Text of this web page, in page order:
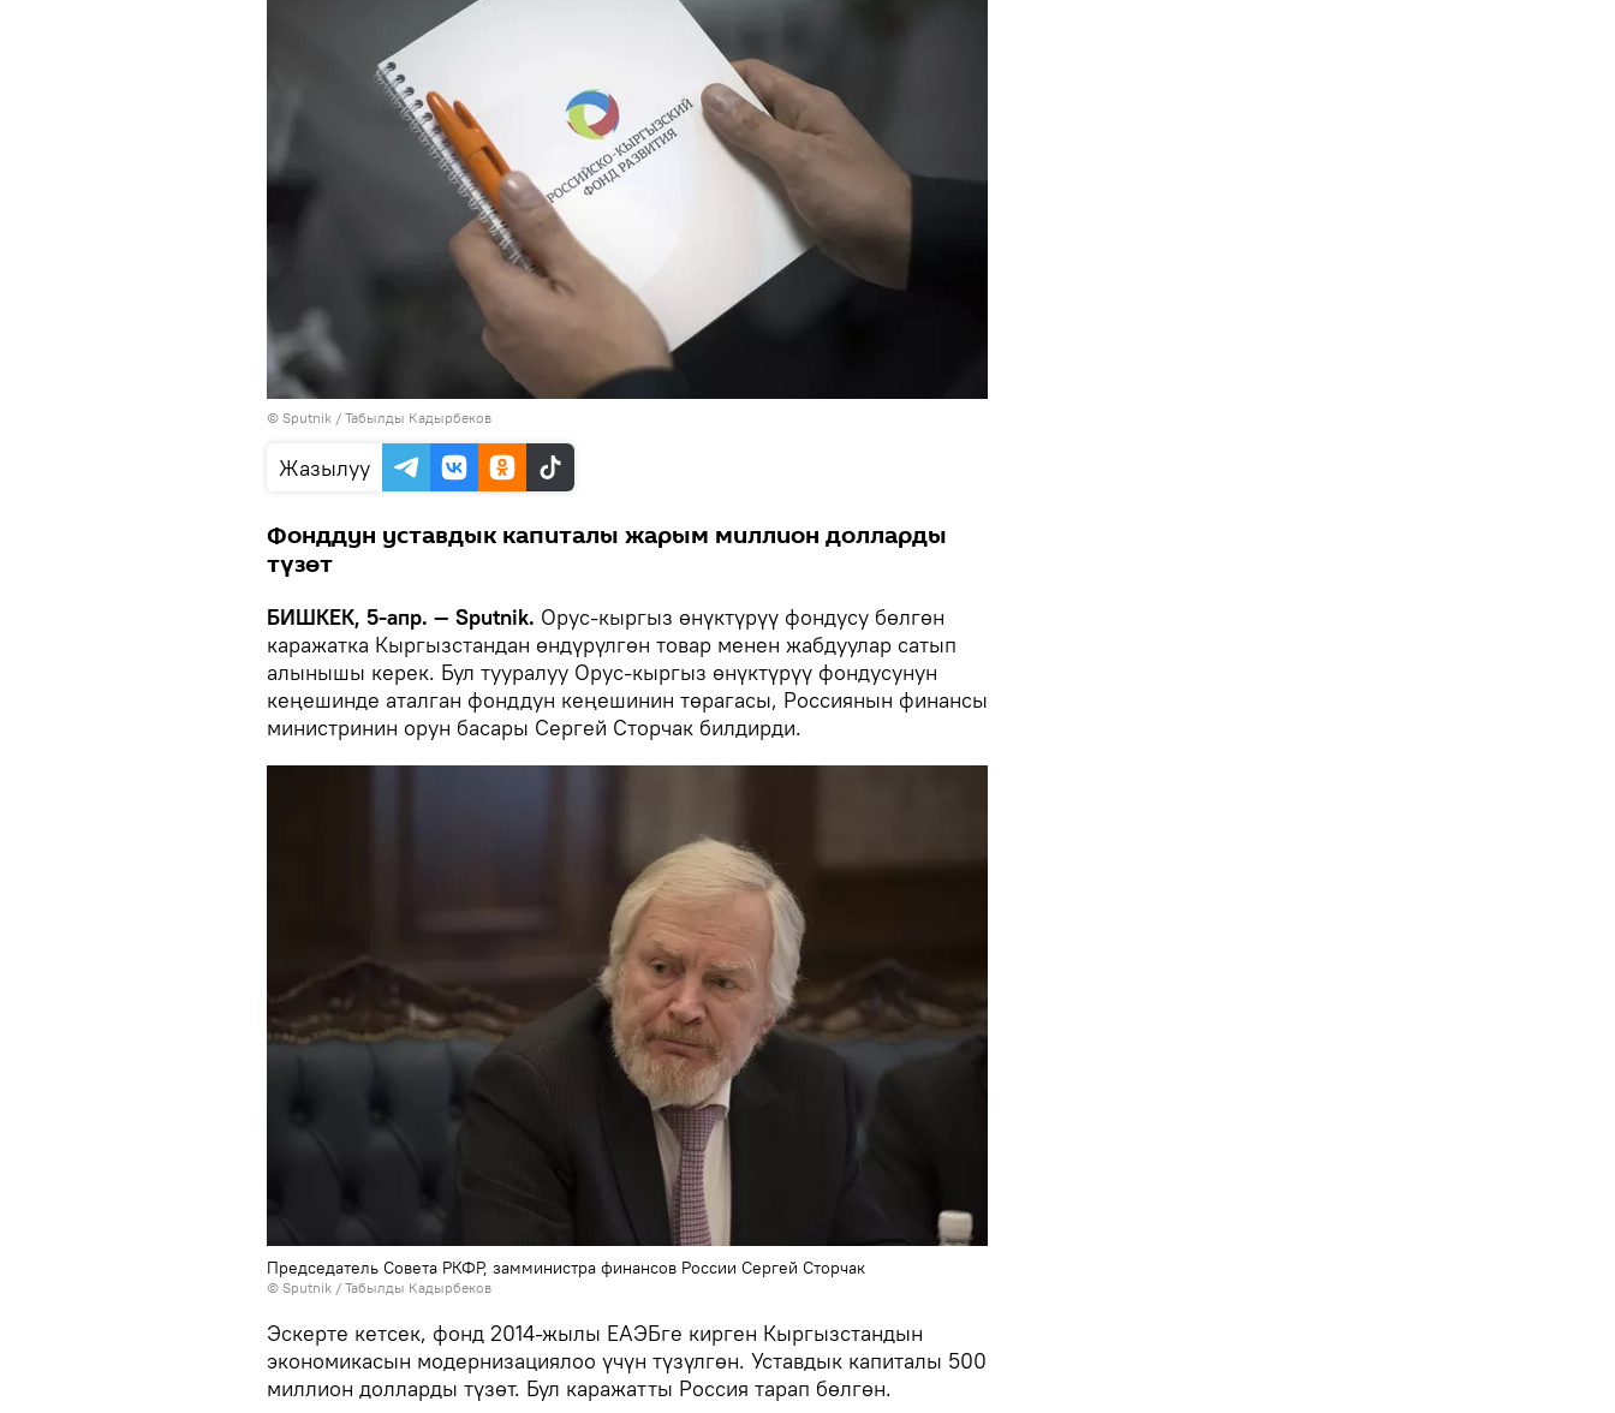
© Sputnik / Табылды Кадырбеков
Жазылуу
Фонддун уставдык капиталы жарым миллион долларды
түзөт
БИШКЕК, 5-апр. — Sputnik. Орус-кыргыз өнүктүрүү фондусу бөлгөн
каражатка Кыргызстандан өндүрүлгөн товар менен жабдуулар сатып
алынышы керек. Бул тууралуу Орус-кыргыз өнүктүрүү фондусунун
кеңешинде аталган фонддун кеңешинин төрагасы, Россиянын финансы
министринин орун басары Сергей Сторчак билдирди.
Председатель Совета РКФР, замминистра финансов России Сергей Сторчак
© Sputnik / Табылды Кадырбеков
Эскерте кетсек, фонд 2014-жылы ЕАЭБге кирген Кыргызстандын
экономикасын модернизациялоо үчүн түзүлгөн. Уставдык капиталы 500
миллион долларды түзөт. Бул каражатты Россия тарап бөлгөн.